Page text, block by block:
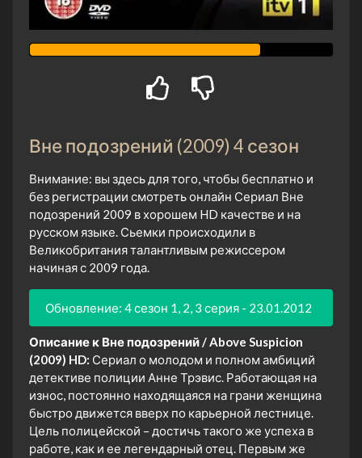
Вне подозрений (2009) 4 сезон
Внимание: вы здесь для того, чтобы бесплатно и
без регистрации смотреть онлайн Сериал Вне
подозрений 2009 в хорошем HD качестве и на
русском языке. Сьемки происходили в
Великобритания талантливым режиссером
начиная с 2009 года.
Обновление: 4 сезон 1, 2, 3 серия - 23.01.2012
Описание к Вне подозрений / Above Suspicion
(2009) HD: Сериал о молодом и полном амбиций
детективе полиции Анне Трэвис. Работающая на
износ, постоянно находящаяся на грани женщина
быстро движется вверх по карьерной лестнице.
Цель полицейской – достичь такого же успеха в
работе, как и ее легендарный отец. Первым же